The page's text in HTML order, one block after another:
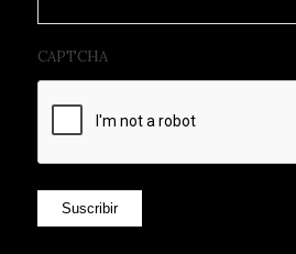
CAPTCHA
Suscribir